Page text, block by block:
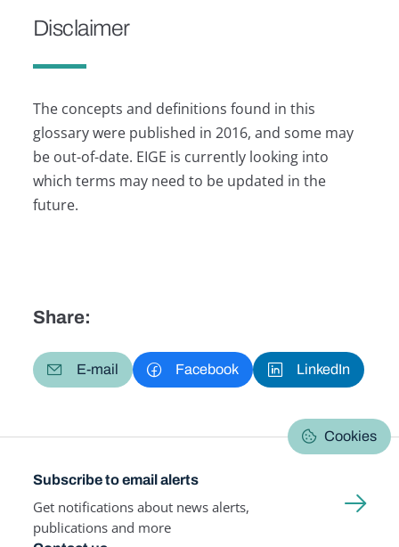
Disclaimer
The concepts and definitions found in this
glossary were published in 2016, and some may
be out-of-date. EIGE is currently looking into
which terms may need to be updated in the
future.
Share:
E-mail Facebook LinkedIn
Cookies
Subscribe to email alerts
Get notifications about news alerts,
publications and more